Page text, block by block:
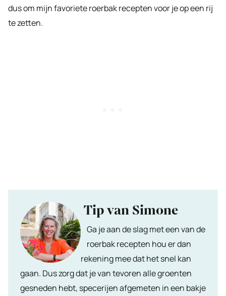
dus om mijn favoriete roerbak recepten voor je op een rij
te zetten.
Tip van Simone
Ga je aan de slag met een van de
roerbak recepten hou er dan
rekening mee dat het snel kan
gaan. Dus zorg dat je van tevoren alle groenten
gesneden hebt, specerijen afgemeten in een bakje